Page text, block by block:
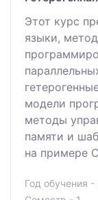
Этот курс
языки,
модели
методы
памяти и
на примере
Год обучения -